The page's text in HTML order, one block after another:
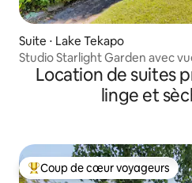
Suite ⋅ Lake Tekapo
Studio Starlight Garden avec
montagne
Location de suites
linge et
Coups de cœur voyageurs les
Coup de cœur voyageurs